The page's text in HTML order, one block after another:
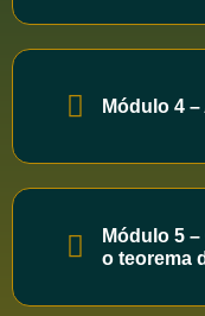
Módulo 4
Módulo 5
o teorema